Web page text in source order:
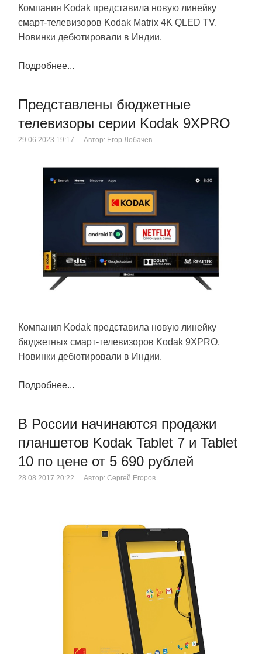
Компания Kodak представила новую линейку
смарт-телевизоров Kodak Matrix 4K QLED TV.
Новинки дебютировали в Индии.
Подробнее...
Представлены бюджетные
телевизоры серии Kodak 9XPRO
29.06.2023 19:17 Автор: Егор Лобачев
Компания Kodak представила новую линейку
бюджетных смарт-телевизоров Kodak 9XPRO.
Новинки дебютировали в Индии.
Подробнее...
В России начинаются продажи
планшетов Kodak Tablet 7 и Tablet
10 по цене от 5 690 рублей
28.08.2017 20:22 Автор: Сергей Егоров